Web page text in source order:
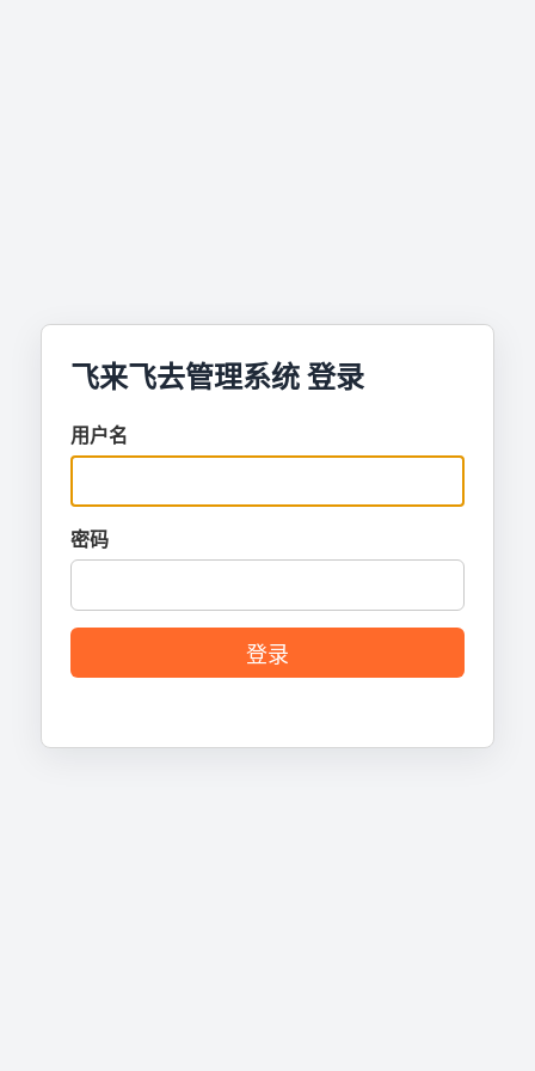
飞来飞去管理系统 登录
用户名
密码
登录